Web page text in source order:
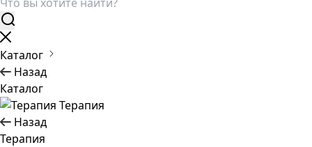
Каталог
Назад
Каталог
Терапия
Назад
Терапия